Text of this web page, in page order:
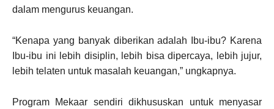
dalam mengurus keuangan.
“Kenapa yang banyak diberikan adalah Ibu-ibu? Karena
Ibu-ibu ini lebih disiplin, lebih bisa dipercaya, lebih jujur,
lebih telaten untuk masalah keuangan,” ungkapnya.
Program Mekaar sendiri dikhususkan untuk menyasar